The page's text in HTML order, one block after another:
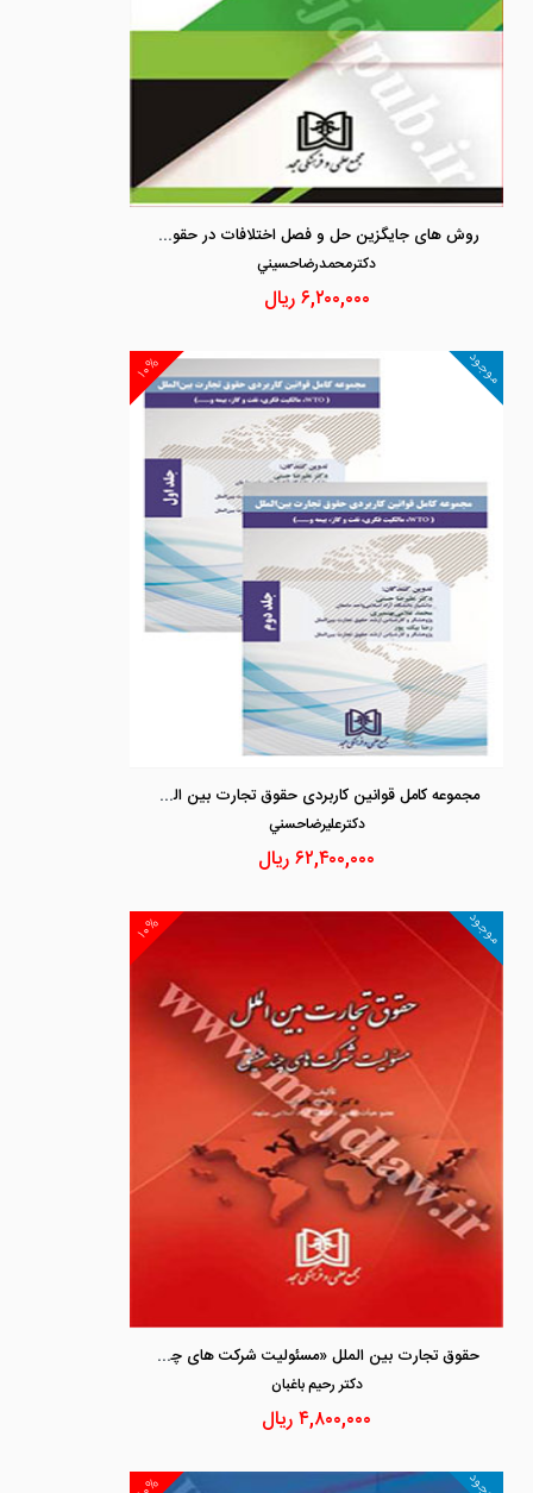
روش های جایگزین حل و فصل اختلافات در حقوق بین الملل اقتصادی
دكترمحمدرضاحسيني
۶,۲۰۰,۰۰۰ریال
۱۰% موجود
مجموعه کامل قوانین کاربردی حقوق تجارت بین الملل «2 جلدی» «ویراست دوم»
دكترعليرضاحسني
۶۲,۴۰۰,۰۰۰ریال
۱۰% موجود
حقوق تجارت بین الملل «مسئولیت شرکت های چند ملیتی»
دكتر رحيم باغبان
۴,۸۰۰,۰۰۰ریال